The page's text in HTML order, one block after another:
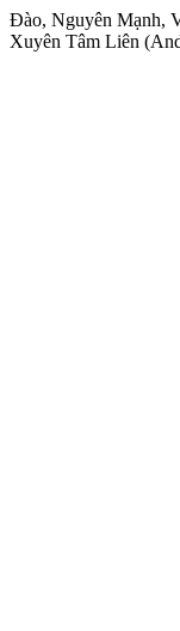
Đào, Nguyên Mạnh,
Xuyên Tâm Liên